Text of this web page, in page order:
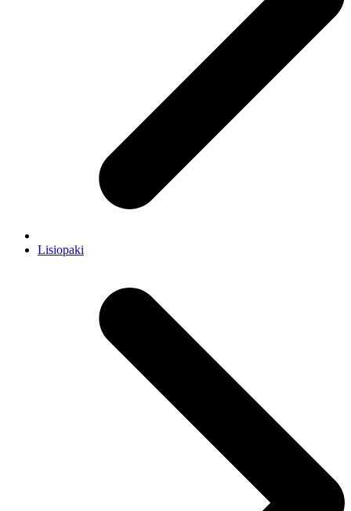
Lisiopaki